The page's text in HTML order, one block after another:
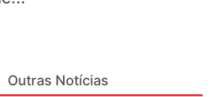
Outras Notícias